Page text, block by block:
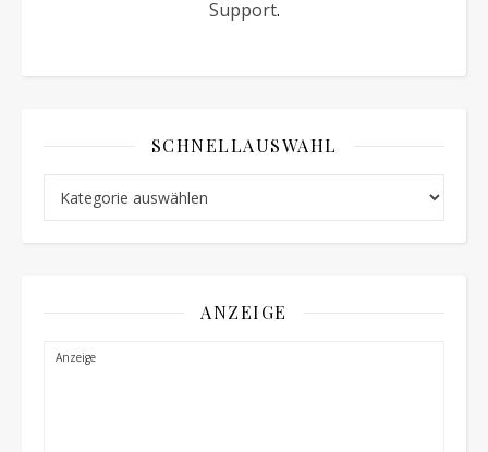
Support.
SCHNELLAUSWAHL
ANZEIGE